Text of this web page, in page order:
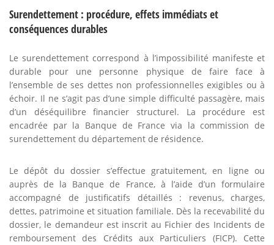
Surendettement : procédure, effets immédiats et
conséquences durables
Le surendettement correspond à l’impossibilité manifeste et
durable pour une personne physique de faire face à
l’ensemble de ses dettes non professionnelles exigibles ou à
échoir. Il ne s’agit pas d’une simple difficulté passagère, mais
d’un déséquilibre financier structurel. La procédure est
encadrée par la Banque de France via la commission de
surendettement du département de résidence.
Le dépôt du dossier s’effectue gratuitement, en ligne ou
auprès de la Banque de France, à l’aide d’un formulaire
accompagné de justificatifs détaillés : revenus, charges,
dettes, patrimoine et situation familiale. Dès la recevabilité du
dossier, le demandeur est inscrit au Fichier des Incidents de
remboursement des Crédits aux Particuliers (FICP). Cette